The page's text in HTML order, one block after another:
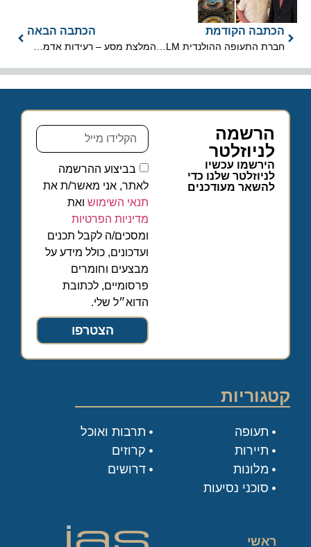
הכתבה הקודמת הכתבה הבאה
הרשמה
לניוזלטר
הירשמו עכשיו
לניוזלטר שלנו כדי
להשאר מעודכנים
בביצוע ההרשמה
לאתר, אני מאשר/ת את
תנאי השימוש ואת
מדיניות הפרטיות
ומסכים/ה לקבל תכנים
ועדכונים, כולל מידע על
מבצעים וחומרים
פרסומיים, לכתובת
הדוא״ל שלי.
הצטרפו
קטגוריות
תעופה
תיירות
מלונות
סוכני נסיעות
תרבות ואוכל
קרוזים
דרושים
ראשי